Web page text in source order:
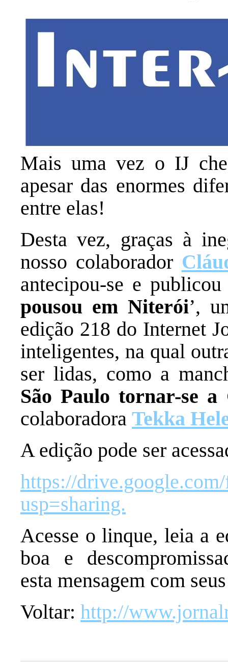
Mais uma vez o IJ
apesar das enormes
entre elas!
Desta vez, graças à
nosso colaborador
antecipou-se e
pousou em Niterói’,
edição 218 do Internet
inteligentes, na qual
ser lidas, como a
São Paulo tornar-se
colaboradora Tekka
A edição pode ser
https://
usp=sharing.
Acesse o linque, leia a
boa e
esta mensagem com
Voltar: http://